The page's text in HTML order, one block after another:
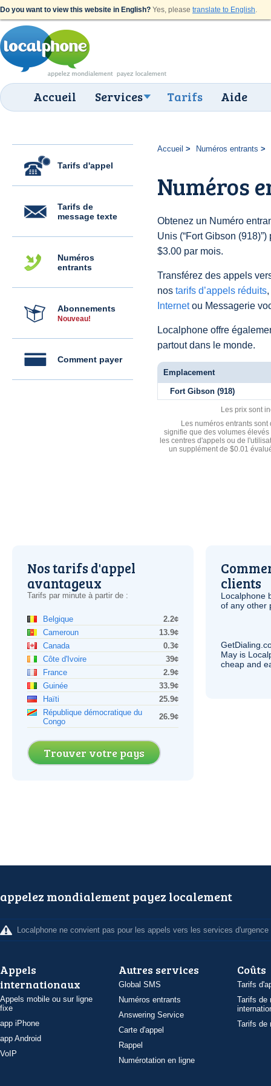
Do you want to view this website in English? Yes, please translate to English.
Accueil Services Tarifs Aide
Tarifs d'appel
Tarifs de
message texte
Numéros
entrants
Abonnements
Nouveau!
Comment payer
Accueil Numéros entrants
Numéros
Obtenez un Numéro
Unis (“Fort Gibson
$3.00 par mois.
Transférez des appels
nos tarifs d’appels réduits
Internetou Messagerie
Localphone offre
partout dans le monde.
Emplacement
Fort Gibson (918)
Les prix sont
Les numéros entrants
signifie que des volumes
les centres d'appels ou de
un supplément de $0.01
Nos tarifs d'appel
avantageux
Tarifs par minute à partir de :
Belgique
2.2¢
Cameroun
13.9¢
Canada
0.3¢
Côte d'Ivoire
39¢
France
2.9¢
Guinée
33.9¢
Haïti
25.9¢
République démocratique du
Congo
26.9¢
Trouver votre pays
clients
Localphone
of any other
May is
cheap and
appelez mondialement payez localement
Localphone ne convient pas pour les appels vers les services d'urgence
Appels
internationaux
Appels mobile ou sur ligne
fixe
app iPhone
app Android
VoIP
Autres services
Global SMS
Numéros entrants
Answering Service
Carte d'appel
Rappel
Numérotation en ligne
Coûts
Tarifs
Tarifs de
Tarifs de